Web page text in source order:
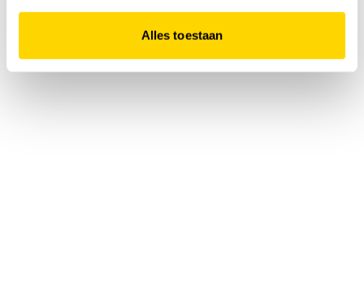
Alles toestaan